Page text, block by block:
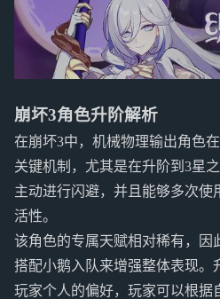
崩坏3角色升阶解析
在崩坏3中，机械物理输出角色
关键机制，尤其是在升阶到3星
主动进行闪避，并且能够多次使
活性。
该角色的专属天赋相对稀有，因
搭配小鹅入队来增强整体表现。
玩家个人的偏好，玩家可以根据